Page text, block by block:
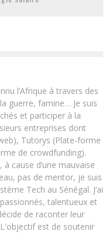
l’Afrique à travers des
guerre, famine… Je suis
et participer à la
entreprises dont
Tutorys (Plate-forme
de crowdfunding).
cause d’une mauvaise
pas de mentor, je suis
Tech au Sénégal. J’ai
talentueux et
de raconter leur
est de soutenir